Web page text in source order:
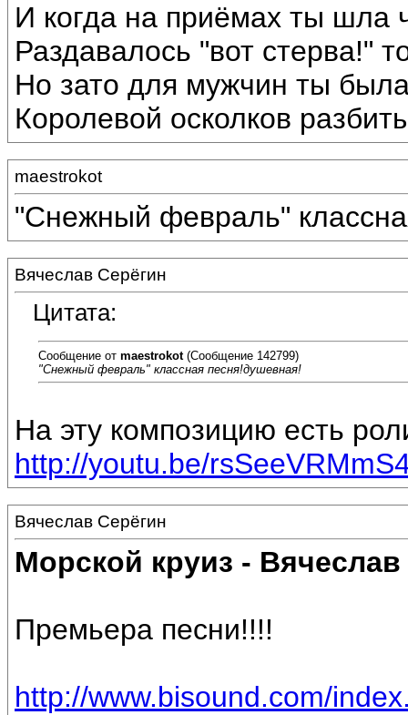
И когда на приёмах ты шла
Раздавалось "вот стерва!"
Но зато для мужчин ты
Королевой осколков
maestrokot
"Снежный февраль"
Вячеслав Серёгин
Цитата:
Сообщение от maestrokot(Сообщение 142799)
"Снежный февраль" классная песня!душевная!
На эту композицию есть
http://youtu.be/
Вячеслав Серёгин
Морской круиз - Вячеслав
Премьера песни!!!!
http://www.bisound.com/